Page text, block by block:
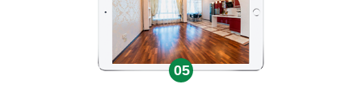
05